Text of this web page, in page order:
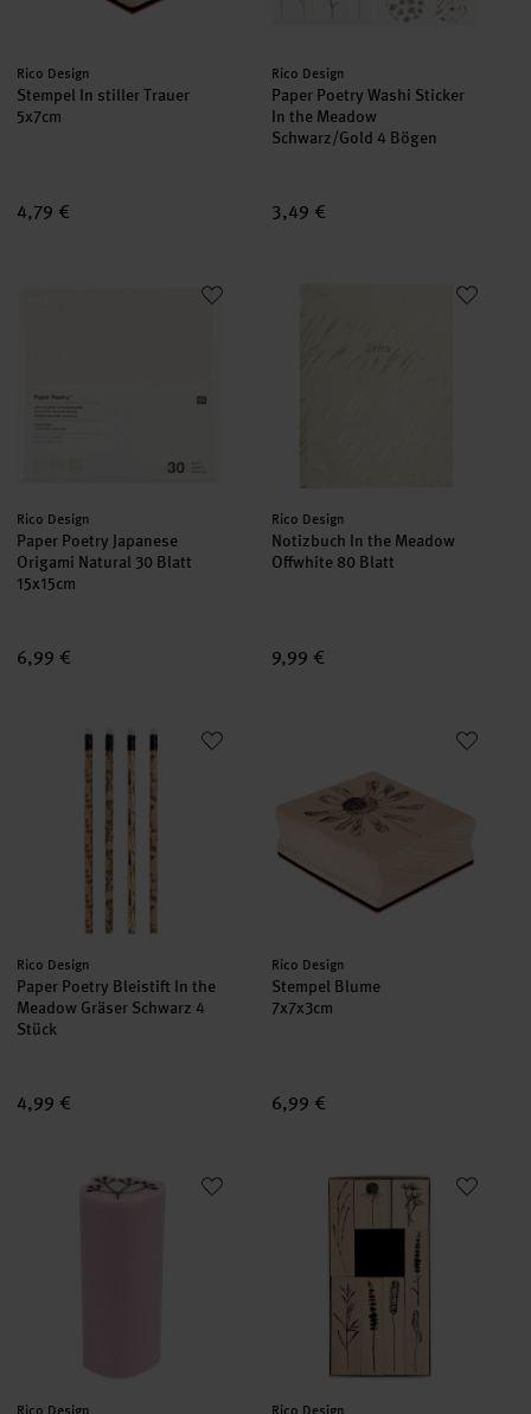
Hersteller:
Rico Design
Stempel In stiller Trauer
5x7cm
4,79 €
Hersteller:
Rico Design
Paper Poetry Washi Sticker
In the Meadow
Schwarz/Gold 4 Bögen
3,49 €
Paper Poetry Japanese Origami Natural 30 Blatt
Hersteller:
Rico Design
Paper Poetry Japanese
Origami Natural 30 Blatt
15x15cm
6,99 €
Notizbuch In the Meadow
Hersteller:
Rico Design
Notizbuch In the Meadow
Offwhite 80 Blatt
9,99 €
Paper Poetry Bleistift In the Meadow Gräser Schwarz 4 Stück
Hersteller:
Rico Design
Paper Poetry Bleistift In the
Meadow Gräser Schwarz 4
Stück
4,99 €
Hersteller:
Rico Design
Stempel Blume
7x7x3cm
6,99 €
Paper Poetry Radiergummi In the Meadow Rosa
Stempelset Gräser